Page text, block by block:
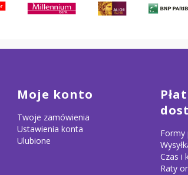
Moje konto
Twoje zamówienia
Ustawienia konta
Ulubione
Formy
Czas i
Raty